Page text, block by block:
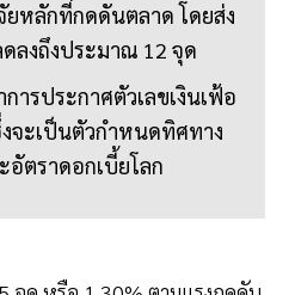
ยหลักที่กดดันตลาด โดยส่ง
ลงถึงประมาณ 12 จุด
ารประกาศตัวเลขเงินเฟ้อ
จะเป็นตัวกำหนดทิศทาง
อัตราดอกเบี้ยโลก